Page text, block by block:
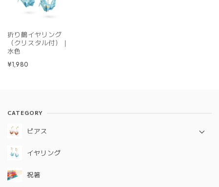
折り鶴イヤリング
（クリスタル付）｜
水色
¥1,980
CATEGORY
ピアス
定番シリーズ
イヤリング
祝箸